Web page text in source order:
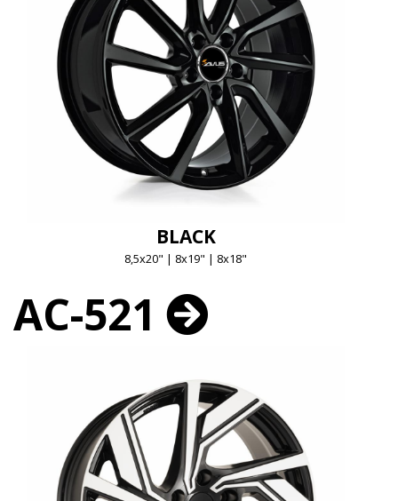
BLACK
8,5x20" | 8x19" | 8x18"
AC-521